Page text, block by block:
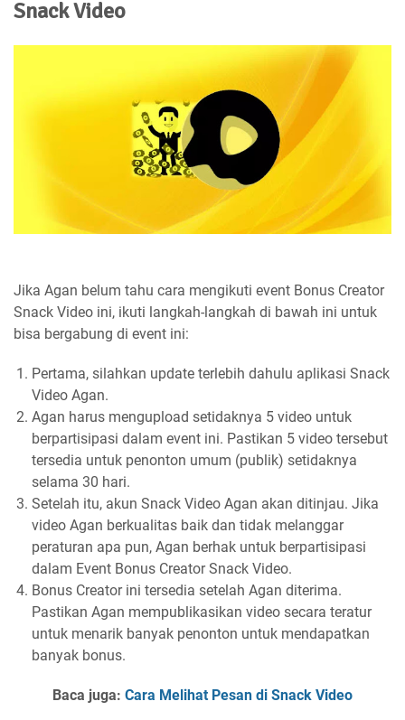
Snack Video
Jika Agan belum tahu cara mengikuti event Bonus Creator
Snack Video ini, ikuti langkah-langkah di bawah ini untuk
bisa bergabung di event ini:
Pertama, silahkan update terlebih dahulu aplikasi Snack
Video Agan.
Agan harus mengupload setidaknya 5 video untuk
berpartisipasi dalam event ini. Pastikan 5 video tersebut
tersedia untuk penonton umum (publik) setidaknya
selama 30 hari.
Setelah itu, akun Snack Video Agan akan ditinjau. Jika
video Agan berkualitas baik dan tidak melanggar
peraturan apa pun, Agan berhak untuk berpartisipasi
dalam Event Bonus Creator Snack Video.
Bonus Creator ini tersedia setelah Agan diterima.
Pastikan Agan mempublikasikan video secara teratur
untuk menarik banyak penonton untuk mendapatkan
banyak bonus.
Baca juga: Cara Melihat Pesan di Snack Video